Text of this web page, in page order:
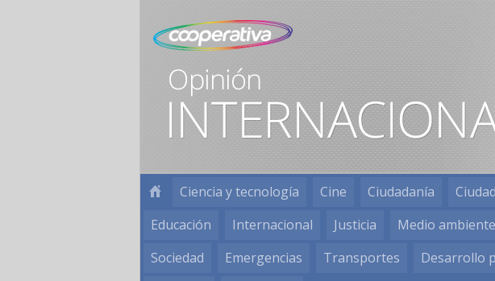
Ciencia y tecnología Cine Ciudadanía
Educación
Internacional Justicia Medio ambiente
Sociedad
Emergencias Transportes Desarrollo